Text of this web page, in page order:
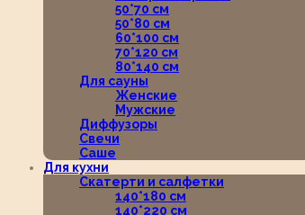
50*70 см
50*80 см
60*100 см
70*120 см
80*140 см
Для сауны
Женские
Мужские
Диффузоры
Свечи
Саше
Для кухни
Скатерти и салфетки
140*180 см
140*220 см